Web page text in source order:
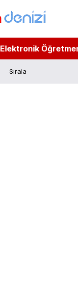
Elektronik